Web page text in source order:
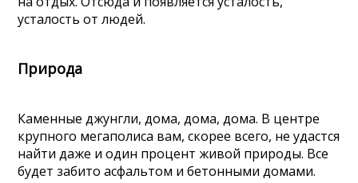
усталость от людей.
Природа
Каменные джунгли, дома, дома, дома. В центре
крупного мегаполиса вам, скорее всего, не удастся
найти даже и один процент живой природы. Все
будет забито асфальтом и бетонными домами.